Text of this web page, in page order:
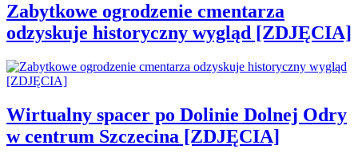
Zabytkowe ogrodzenie cmentarza
odzyskuje historyczny wygląd [ZDJĘCIA]
Wirtualny spacer po Dolinie Dolnej Odry
w centrum Szczecina [ZDJĘCIA]